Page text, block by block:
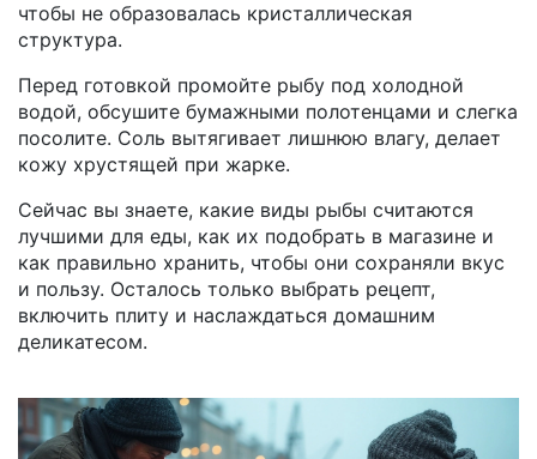
чтобы не образовалась кристаллическая
структура.
Перед готовкой промойте рыбу под холодной
водой, обсушите бумажными полотенцами и слегка
посолите. Соль вытягивает лишнюю влагу, делает
кожу хрустящей при жарке.
Сейчас вы знаете, какие виды рыбы считаются
лучшими для еды, как их подобрать в магазине и
как правильно хранить, чтобы они сохраняли вкус
и пользу. Осталось только выбрать рецепт,
включить плиту и наслаждаться домашним
деликатесом.